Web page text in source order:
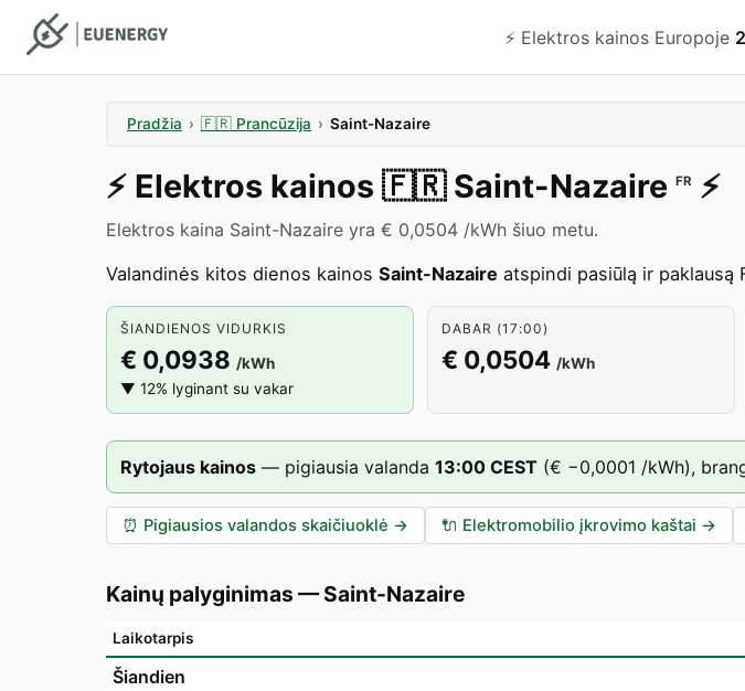
⚡️ Elektros kainos Europoje
Pradžia › 🇫🇷 Prancūzija › Saint-Nazaire
⚡️ Elektros kainos 🇫🇷 Saint-Nazaire FR ⚡️
Elektros kaina Saint-Nazaire yra € 0,0504 /kWh šiuo metu.
Valandinės kitos dienos kainos Saint-Nazaire atspindi pasiūlą ir paklausą
ŠIANDIENOS VIDURKIS
€ 0,0938 /kWh
▼ 12% lyginant su vakar
DABAR (17:00)
€ 0,0504 /kWh
Rytojaus kainos — pigiausia valanda 13:00 CEST (€ −0,0001 /kWh),
⏰ Pigiausios valandos skaičiuoklė → 🔌 Elektromobilio įkrovimo kaštai →
Kainų palyginimas —Saint-Nazaire
Laikotarpis
Šiandien